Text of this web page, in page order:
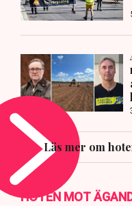
Läs mer om
HOTEN MOT